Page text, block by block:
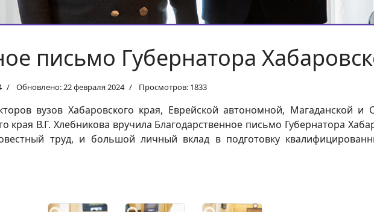
письмо Губернатора
Обновлено: 22 февраля 2024 Просмотров: 1833
вузов Хабаровского края, Еврейской автономной, Магаданской и
края В.Г. Хлебникова вручила Благодарственное письмо Губернатора
труд, и большой личный вклад в подготовку